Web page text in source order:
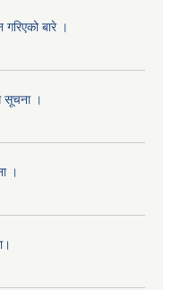
बारे ।
सूचना ।
।